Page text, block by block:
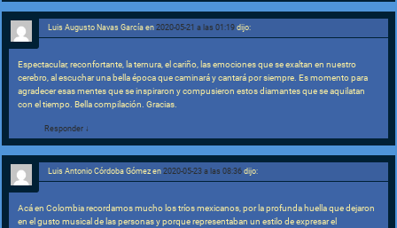
Luis Augusto Navas García en2020-05-21 a las 01:19 dijo:
Espectacular, reconfortante, la ternura, el cariño, las emociones que se exaltan en nuestro
cerebro, al escuchar una bella época que caminará y cantará por siempre. Es momento para
agradecer esas mentes que se inspiraron y compusieron estos diamantes que se aquilatan
con el tiempo. Bella compilación. Gracias.
Responder ↓
Luis Antonio Córdoba Gómezen2020-05-23 a las 08:36 dijo:
Acá en Colombia recordamos mucho los tríos mexicanos, por la profunda huella que dejaron
en el gusto musical de las personas y porque representaban un estilo de expresar el